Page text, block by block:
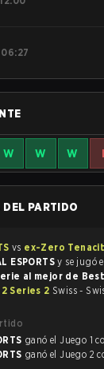
W W W
PARTIDO
vs ex-Zero
ESPORTSy se jugó el
al mejor de
Series 2 Swiss -
ganó el
ganó el